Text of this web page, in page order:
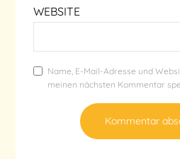
WEBSITE
Name, E-Mail-Adresse und
meinen nächsten Kommentar